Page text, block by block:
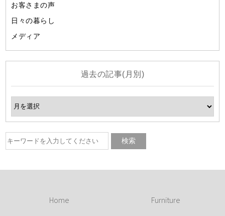
お客さまの声
日々の暮らし
メディア
過去の記事(月別)
Home Furniture